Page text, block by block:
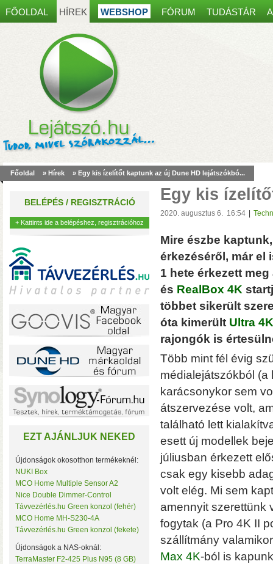
FŐOLDAL HÍREK WEBSHOP FÓRUM TUDÁSTÁR
most30 000 Ft
akár 8 mobiltelefonon,
működés, egy régi
kábelei is elegendőek
A TerraMaster-nél
F2-425 és F4-425
(16 GB-ig bővíthető!) •
Plusz teljesítmény
F2-425 Plus és F4-
(32 GB-ig bővíthető!)
•
(tárhely és/vagy cache)
Főoldal » Hírek » Egy kis ízelítőt kaptunk az új Dune HD lejátszókbó...
Egy kis
2020. augusztus 6. 16:54
Mire észbe
érkezéséről, már el
1 hete érkezett
és RealBox 4K
többet sikerült
óta kimerült Ultra 4K
rajongók is
Több mint fél évig
médialejátszókból
karácsonykor sem
átszervezése volt,
található lett
esett új modellek
júliusban érkezett
csak egy kisebb
volt elég. Mi sem
amennyit szerettünk
fogytak (a Pro 4K II
szállítmány
Max 4K-ból is
BELÉPÉS / REGISZTRÁCIÓ
+ Kattints ide a belépéshez, regisztrációhoz
EZT AJÁNLJUK NEKED
Újdonságok okosotthon termékeknél:
NUKI Box
MCO Home Multiple Sensor A2
Nice Double Dimmer-Control
Távvezérlés.hu Green konzol (fehér)
MCO Home MH-S230-4A
Távvezérlés.hu Green konzol (fekete)
Újdonságok a NAS-oknál:
TerraMaster F2-425 Plus N95 (8 GB)